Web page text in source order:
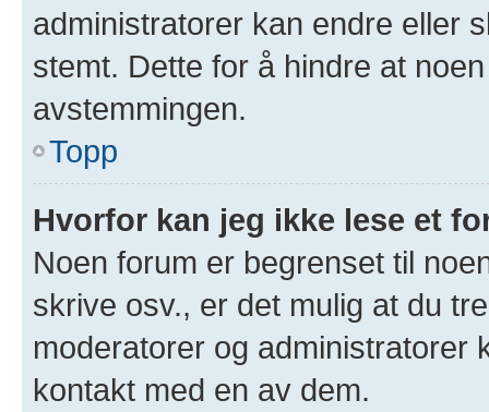
administratorer kan endre eller
stemt. Dette for å hindre at
avstemmingen.
Topp
Hvorfor kan jeg ikke lese et
Noen forum er begrenset til
skrive osv., er det mulig at du
moderatorer og administratorer
kontakt med en av dem.